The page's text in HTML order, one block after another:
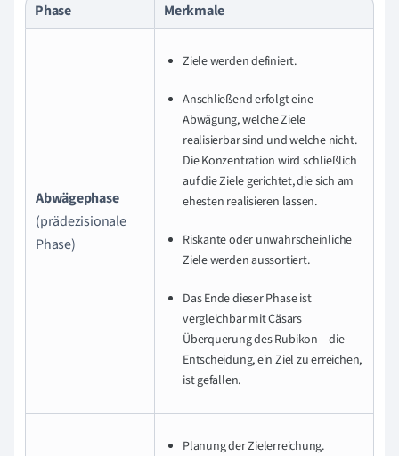
Phase Merkmale
Abwägephase
(prädezisionale
Phase)
Ziele werden definiert.
Anschließend erfolgt eine
Abwägung, welche Ziele
realisierbar sind und welche nicht.
Die Konzentration wird schließlich
auf die Ziele gerichtet, die sich am
ehesten realisieren lassen.
Riskante oder unwahrscheinliche
Ziele werden aussortiert.
Das Ende dieser Phase ist
vergleichbar mit Cäsars
Überquerung des Rubikon – die
Entscheidung, ein Ziel zu erreichen,
ist gefallen.
Planung der Zielerreichung.